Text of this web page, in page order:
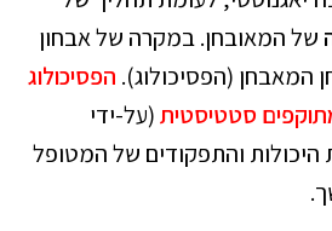
של המאובחן. במקרה של אבחון
המאבחן (הפסיכולוג). הפסיכולוג
סטטיסטית(על-ידי
והתפקודים של המטופל